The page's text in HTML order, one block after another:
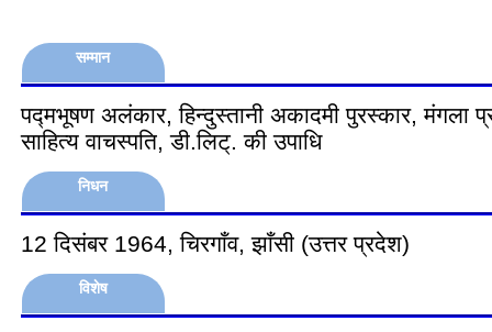
सम्मान
पद्मभूषण अलंकार, हिन्दुस्तानी अकादमी पुरस्कार, मंगला
साहित्य वाचस्पति, डी.लिट्. की उपाधि
निधन
12 दिसंबर 1964, चिरगाँव, झाँसी (उत्तर प्रदेश)
विशेष